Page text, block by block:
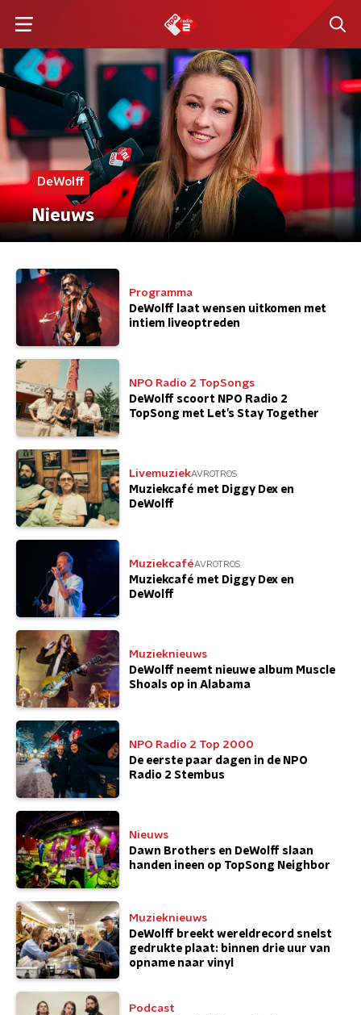
DeWolff
Nieuws
Programma
DeWolff laat wensen uitkomen met
intiem liveoptreden
NPO Radio 2 TopSongs
DeWolff scoort NPO Radio 2
TopSong met Let’s Stay Together
LivemuziekAVROTROS
Muziekcafé met Diggy Dex en
DeWolff
MuziekcaféAVROTROS
Muziekcafé met Diggy Dex en
DeWolff
Muzieknieuws
DeWolff neemt nieuwe album Muscle
Shoals op in Alabama
NPO Radio 2 Top 2000
De eerste paar dagen in de NPO
Radio 2 Stembus
Nieuws
Dawn Brothers en DeWolff slaan
handen ineen op TopSong Neighbor
Muzieknieuws
DeWolff breekt wereldrecord snelst
gedrukte plaat: binnen drie uur van
opname naar vinyl
Podcast